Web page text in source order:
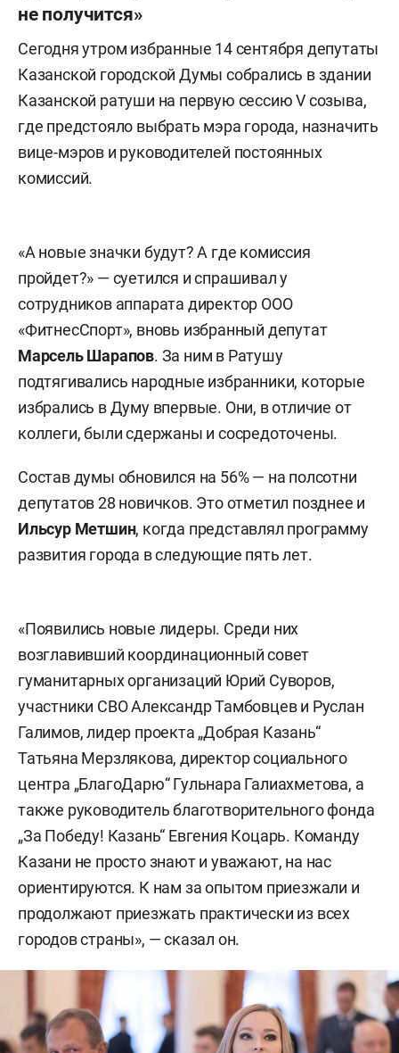
не получится»
Сегодня утром избранные 14 сентября депутаты
Казанской городской Думы собрались в здании
Казанской ратуши на первую сессию V созыва,
где предстояло выбрать мэра города, назначить
вице-мэров и руководителей постоянных
комиссий.
«А новые значки будут? А где комиссия
пройдет?» — суетился и спрашивал у
сотрудников аппарата директор ООО
«ФитнесСпорт», вновь избранный депутат
Марсель Шарапов. За ним в Ратушу
подтягивались народные избранники, которые
избрались в Думу впервые. Они, в отличие от
коллеги, были сдержаны и сосредоточены.
Состав думы обновился на 56% — на полсотни
депутатов 28 новичков. Это отметил позднее и
Ильсур Метшин, когда представлял программу
развития города в следующие пять лет.
«Появились новые лидеры. Среди них
возглавивший координационный совет
гуманитарных организаций Юрий Суворов,
участники СВО Александр Тамбовцев и Руслан
Галимов, лидер проекта „Добрая Казань“
Татьяна Мерзлякова, директор социального
центра „БлагоДарю“ Гульнара Галиахметова, а
также руководитель благотворительного фонда
„За Победу! Казань“ Евгения Коцарь. Команду
Казани не просто знают и уважают, на нас
ориентируются. К нам за опытом приезжали и
продолжают приезжать практически из всех
городов страны», — сказал он.